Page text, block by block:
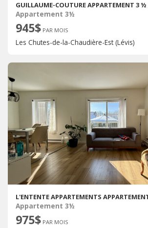
Appartement 3½
945$ PAR MOIS
Les Chutes-de-la-Chaudière-Est (Lévis)
Appartement 3½
975$ PAR MOIS